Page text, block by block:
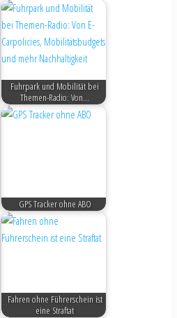
Fuhrpark und Mobilität bei
Themen-Radio: Von…
GPS Tracker ohne ABO
Fahren ohne Führerschein ist
eine Straftat